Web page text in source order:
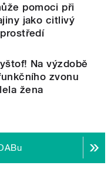
pomoci při
jako citlivý
Na výzdobě
zvonu
žena